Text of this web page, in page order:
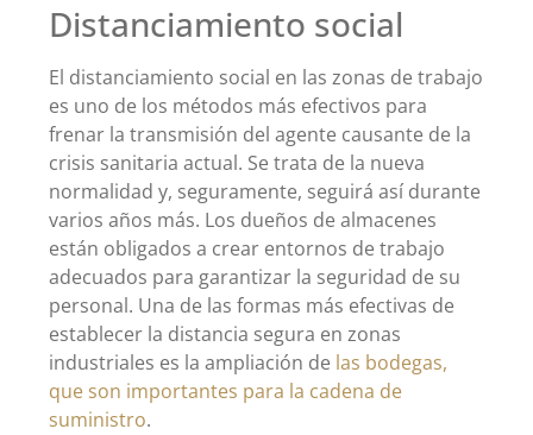
Distanciamiento social
El distanciamiento social en las zonas de trabajo
es uno de los métodos más efectivos para
frenar la transmisión del agente causante de la
crisis sanitaria actual. Se trata de la nueva
normalidad y, seguramente, seguirá así durante
varios años más. Los dueños de almacenes
están obligados a crear entornos de trabajo
adecuados para garantizar la seguridad de su
personal. Una de las formas más efectivas de
establecer la distancia segura en zonas
industriales es la ampliación de las bodegas,
que son importantes para la cadena de
suministro.